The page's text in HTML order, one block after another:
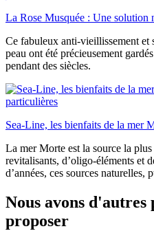
La Rose Musquée : Une solution
Ce fabuleux anti-vieillissement et
peau ont été précieusement
pendant des siècles.
Sea-Line, les bienfaits de la mer
La mer Morte est la source la
revitalisants, d’oligo-éléments et
d’années, ces sources naturelles,
Nous avons d'autres
proposer